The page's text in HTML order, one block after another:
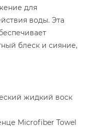
для
воды. Эта
блеск и сияние,
жидкий воск
Microfiber Towel